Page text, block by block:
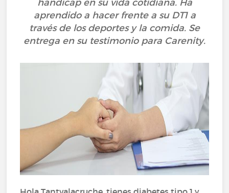
handicap en su vida cotidiana. Ha
aprendido a hacer frente a su DT1 a
través de los deportes y la comida. Se
entrega en su testimonio para Carenity.